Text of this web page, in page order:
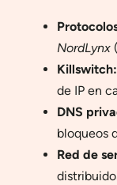
NordLynx
Killswitch:
de IP en
DNS
bloqueos
Red de